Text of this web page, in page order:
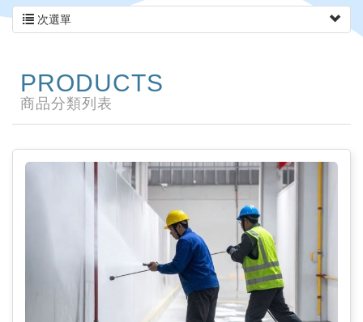
次選單
PRODUCTS
商品分類列表